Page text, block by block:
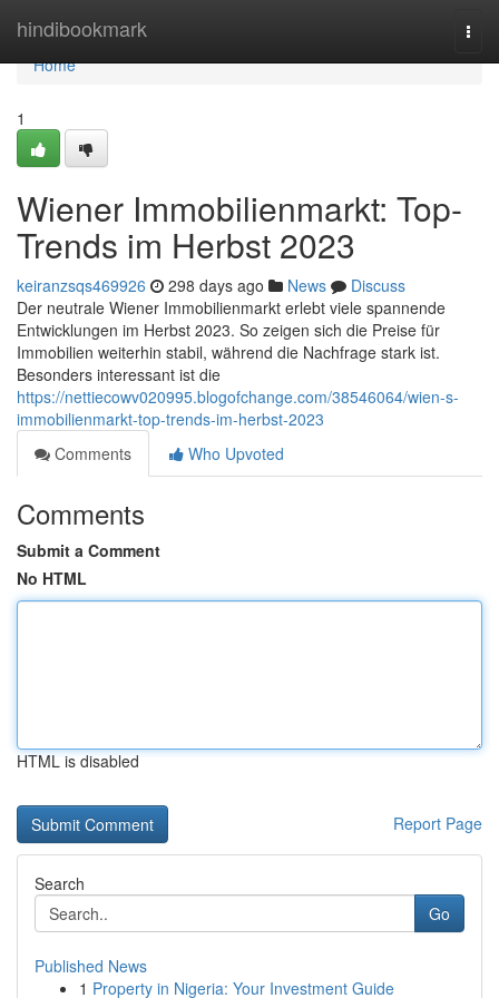
hindibookmark
Home
Home
1
Wiener Immobilienmarkt: Top-
Trends im Herbst 2023
keiranzsqs469926 298 days ago News
Discuss
Der neutrale Wiener Immobilienmarkt erlebt viele spannende
Entwicklungen im Herbst 2023. So zeigen sich die Preise für
Immobilien weiterhin stabil, während die Nachfrage stark ist.
Besonders interessant ist die
https://nettiecowv020995.blogofchange.com/38546064/wien-s-
immobilienmarkt-top-trends-im-herbst-2023
Comments
Who Upvoted
Comments
Submit a Comment
No HTML
HTML is disabled
Report Page
Search
Go
Published News
1 Property in Nigeria: Your Investment Guide